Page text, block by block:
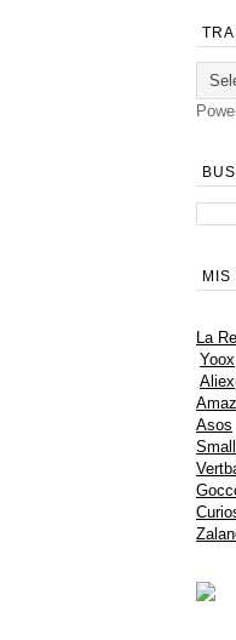
MIS
La
Yoox
Asos